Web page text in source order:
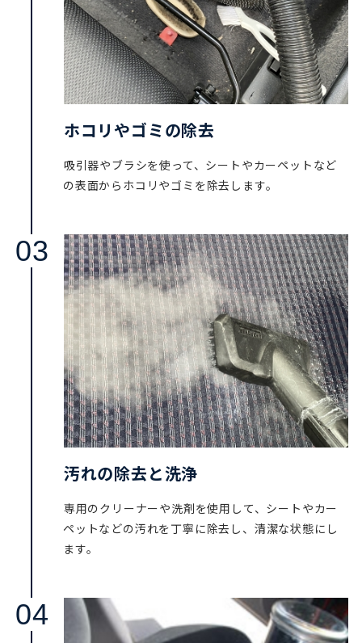
ホコリやゴミの除去
吸引器やブラシを使って、シートやカーペットなど
の表面からホコリやゴミを除去します。
汚れの除去と洗浄
専用のクリーナーや洗剤を使用して、シートやカー
ペットなどの汚れを丁寧に除去し、清潔な状態にし
ます。